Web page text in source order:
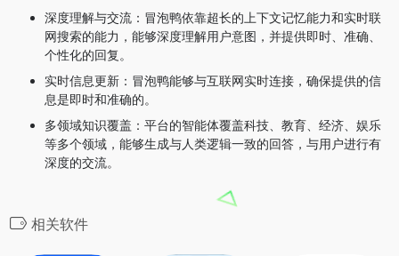
深度理解与交流：冒泡鸭依靠超长的上下文记忆能力和实时联
网搜索的能力，能够深度理解用户意图，并提供即时、准确、
个性化的回复。
实时信息更新：冒泡鸭能够与互联网实时连接，确保提供的信
息是即时和准确的。
多领域知识覆盖：平台的智能体覆盖科技、教育、经济、娱乐
等多个领域，能够生成与人类逻辑一致的回答，与用户进行有
深度的交流。
相关软件